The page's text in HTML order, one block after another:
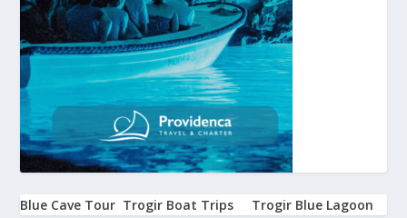
Blue Cave Tour Trogir Boat Trips Trogir Blue Lagoon